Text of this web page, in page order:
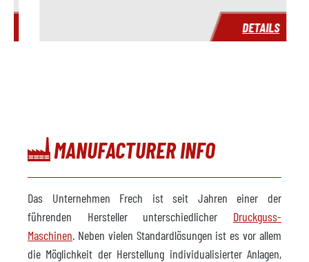
DETAILS
MANUFACTURER INFO
Das Unternehmen Frech ist seit Jahren einer der
führenden Hersteller unterschiedlicher Druckguss-
Maschinen. Neben vielen Standardlösungen ist es vor allem
die Möglichkeit der Herstellung individualisierter Anlagen,